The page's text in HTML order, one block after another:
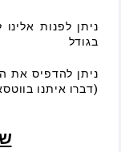
ניתן לפנות
בגודל
ניתן להדפיס את
(דברו איתנו